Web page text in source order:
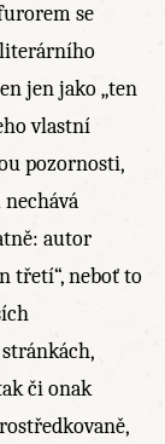
se
jen jako „ten
vlastní
pozornosti,
autor
třetí“, neboť to
či onak